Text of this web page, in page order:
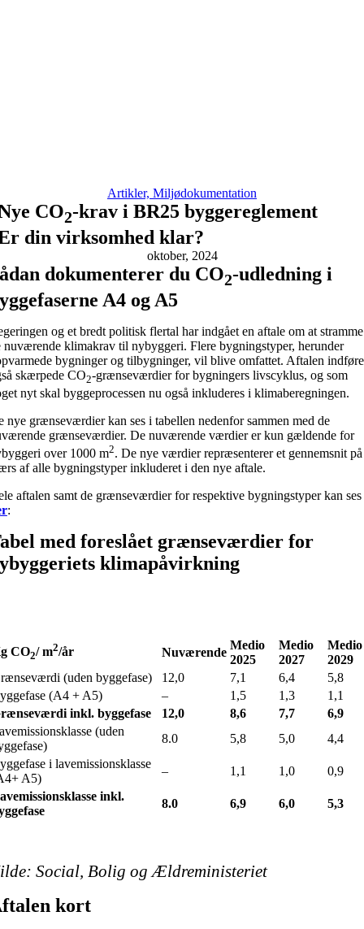
Artikler, Miljødokumentation
CO2-krav i BR25 byggereglement
din virksomhed klar?
oktober, 2024
dokumenterer du CO2-udledning i
A4 og A5
og et bredt politisk flertal har indgået en aftale om at stramme
nuværende klimakrav til nybyggeri. Flere bygningstyper, herunder
bygninger og tilbygninger, vil blive omfattet. Aftalen
skærpede CO2-grænseværdier for bygningers livscyklus, og som
nyt skal byggeprocessen nu også inkluderes i klimaberegningen.
nye grænseværdier kan ses i tabellen nedenfor sammen med de
grænseværdier. De nuværende værdier er kun gældende for
over 1000 m2. De nye værdier repræsenterer et gennemsnit på
af alle bygningstyper inkluderet i den nye aftale.
aftalen samt de grænseværdier for respektive bygningstyper kan ses
:
med foreslået grænseværdier for
klimapåvirkning
CO2/ m2/år Nuværende
Medio
2025
Medio
2027
Medio
2029
(uden byggefase)
12,0 7,1 6,4
5,8
(A4 + A5)
– 1,5 1,3
1,1
inkl. byggefase
12,0 8,6 7,7
6,9
(uden
8.0 5,8 5,0
4,4
i lavemissionsklasse
A5)
– 1,1 1,0
0,9
inkl.
8.0 6,9 6,0 5,3
Social, Bolig og Ældreministeriet
kort